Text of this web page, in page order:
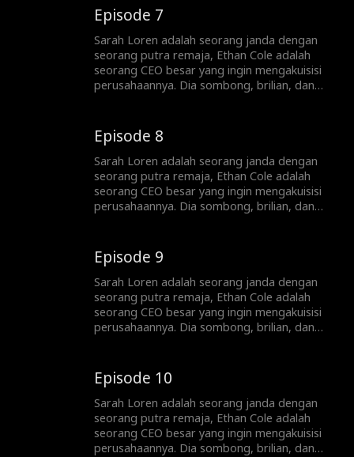
dan yang dia inginkan ... adalah hati Sarah.
Episode 7
Sarah Loren adalah seorang janda dengan
seorang putra remaja, Ethan Cole adalah
seorang CEO besar yang ingin mengakuisisi
perusahaannya. Dia sombong, brilian, dan
dan yang dia inginkan ... adalah hati Sarah.
Episode 8
Sarah Loren adalah seorang janda dengan
seorang putra remaja, Ethan Cole adalah
seorang CEO besar yang ingin mengakuisisi
perusahaannya. Dia sombong, brilian, dan
dan yang dia inginkan ... adalah hati Sarah.
Episode 9
Sarah Loren adalah seorang janda dengan
seorang putra remaja, Ethan Cole adalah
seorang CEO besar yang ingin mengakuisisi
perusahaannya. Dia sombong, brilian, dan
dan yang dia inginkan ... adalah hati Sarah.
Episode 10
Sarah Loren adalah seorang janda dengan
seorang putra remaja, Ethan Cole adalah
seorang CEO besar yang ingin mengakuisisi
perusahaannya. Dia sombong, brilian, dan